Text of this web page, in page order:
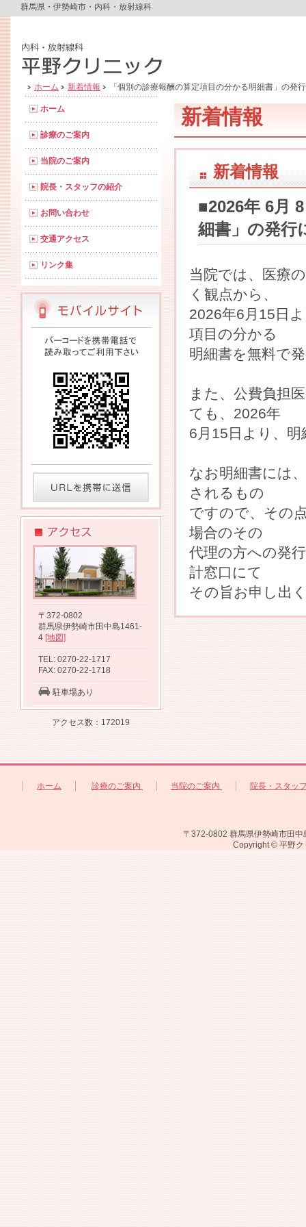
群馬県・伊勢崎市・内科・放射線科
ホーム 新着情報 「個別の診療報酬の算定項目の分かる明細書」の発
新着情報
新着情報
■2026年 6月
細書」の発行
当院では、医療
く観点から、
2026年6月15日
項目の分かる
明細書を無料で
また、公費負担
ても、2026年
6月15日より、
なお明細書には
されるもの
ですので、その
場合のその
代理の方への発
計窓口にて
その旨お申し出
ホーム
診療のご案内
当院のご案内
院長・スタッフの紹介
お問い合わせ
交通アクセス
リンク集
〒372-0802
群馬県伊勢崎市田中島1461-
4 [地図]
TEL: 0270-22-1717
FAX: 0270-22-1718
駐車場あり
アクセス数：172019
ホーム 診療のご案内 当院のご案内 院長・スタッ
〒372-0802 群馬県伊勢崎市田
Copyright © 平野ク